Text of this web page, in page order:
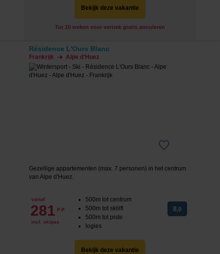
Bekijk deze vakantie
Tot 10 weken voor vertrek gratis annuleren
Résidence L'Ours Blanc
Frankrijk Alpe d'Huez
Gezellige appartementen (max. 7 personen) in het centrum
van Alpe d'Huez.
vanaf
281 p.p.
incl. skipas
500m tot centrum
500m tot skilift
500m tot piste
logies
8,0
Bekijk deze vakantie